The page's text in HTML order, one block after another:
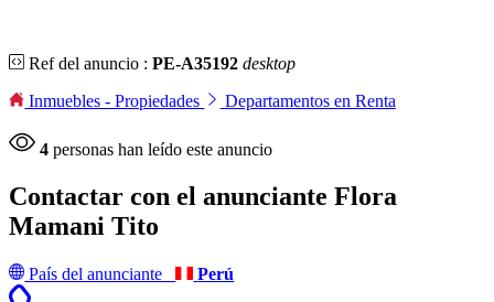
Ref del anuncio :PE-A35192 desktop
Inmuebles - Propiedades Departamentos en Renta
4 personas han leído este anuncio
Contactar con el anunciante Flora
Mamani Tito
País del anunciante Perú